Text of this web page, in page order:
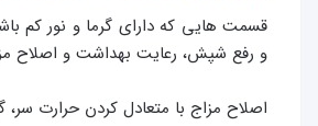
قسمت هایی که دارای گرما و نور
و رفع شپش، رعایت بهداشت و اصلاح
اصلاح مزاج با متعادل کردن حرارت